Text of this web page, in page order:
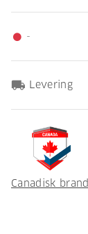
fiber_manual_record -
local_shipping Levering
Canadisk brand